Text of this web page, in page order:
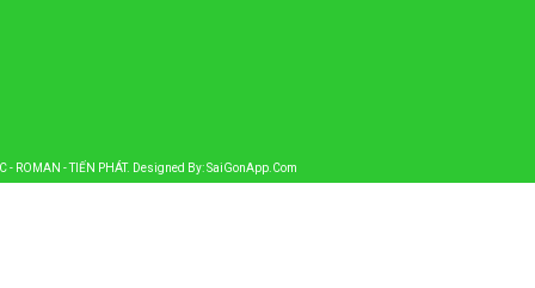
- ROMAN - TIẾN PHÁT. Designed By:SaiGonApp.Com